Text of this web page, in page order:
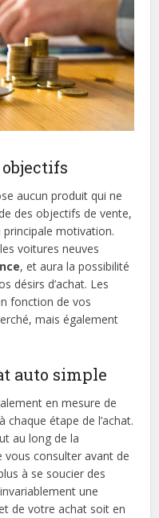
aucun produit qui ne
des objectifs de vente,
motivation.
voitures neuves
, et aura la possibilité
désirs d’achat. Les
fonction de vos
mais également
auto simple
en mesure de
étape de l’achat.
au long de la
consulter avant de
à se soucier des
une
de votre achat soit en